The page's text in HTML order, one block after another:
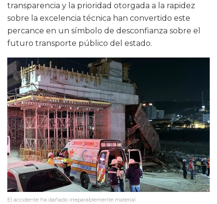
transparencia y la prioridad otorgada a la rapidez
sobre la excelencia técnica han convertido este
percance en un símbolo de desconfianza sobre el
futuro transporte público del estado.
El accidente ha dañado irreparablemente material